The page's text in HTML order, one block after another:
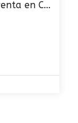
Apartamento de 1 dormitorio en venta en Cordón Sur con renta